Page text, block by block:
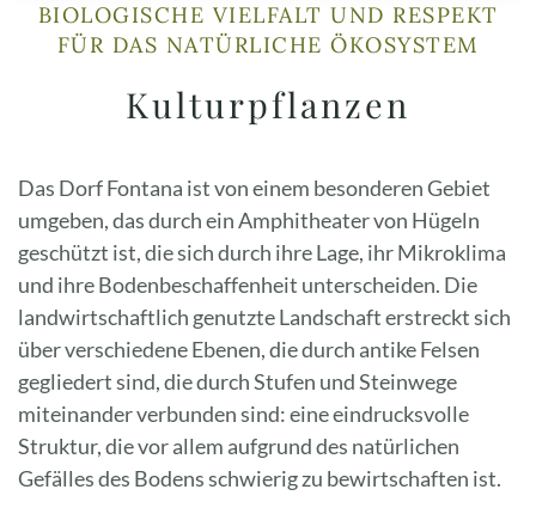
4 Gourmet-Rezepte
Geschenkgutschein
45,00 HINZUFÜGEN
BIOLOGISCHE VIELFALT UND RESPEKT
FÜR DAS NATÜRLICHE ÖKOSYSTEM
Kulturpflanzen
Das Dorf Fontana ist von einem besonderen Gebiet
umgeben, das durch ein Amphitheater von Hügeln
geschützt ist, die sich durch ihre Lage, ihr Mikroklima
und ihre Bodenbeschaffenheit unterscheiden. Die
landwirtschaftlich genutzte Landschaft erstreckt sich
über verschiedene Ebenen, die durch antike Felsen
gegliedert sind, die durch Stufen und Steinwege
miteinander verbunden sind: eine eindrucksvolle
Struktur, die vor allem aufgrund des natürlichen
Gefälles des Bodens schwierig zu bewirtschaften ist.